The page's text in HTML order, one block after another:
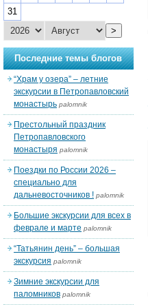
31
>
Последние темы блогов
“Храм у озера” – летние
экскурсии в Петропавловский
монастырь palomnik
Престольный праздник
Петропавловского
монастыря palomnik
Поездки по России 2026 –
специально для
дальневосточников ! palomnik
Большие экскурсии для всех в
феврале и марте palomnik
“Татьянин день” – большая
экскурсия palomnik
Зимние экскурсии для
паломников palomnik